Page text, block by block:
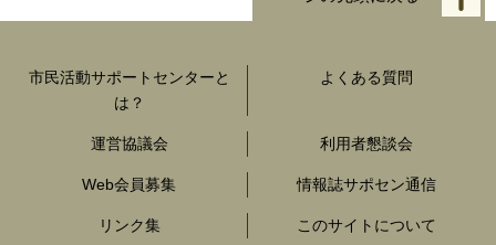
市民活動サポートセンターと
は？
よくある質問
運営協議会 利用者懇談会
Web会員募集 情報誌サポセン通信
リンク集 このサイトについて